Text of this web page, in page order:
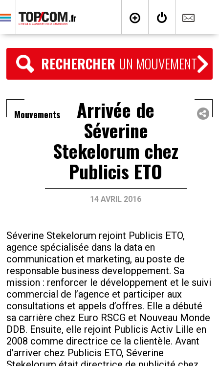
RECHERCHER UN MOUVEMENT
Mouvements Arrivée de
Séverine
Stekelorum chez
Publicis ETO
14 AVRIL 2016
Séverine Stekelorum rejoint Publicis ETO,
agence spécialisée dans la data en
communication et marketing, au poste de
responsable business developpement. Sa
mission : renforcer le développement et le suivi
commercial de l’agence et participer aux
consultations et appels d’offres. Elle a débuté
sa carrière chez Euro RSCG et Nouveau Monde
DDB. Ensuite, elle rejoint Publicis Activ Lille en
2008 comme directrice ce la clientèle. Avant
d’arriver chez Publicis ETO, Séverine